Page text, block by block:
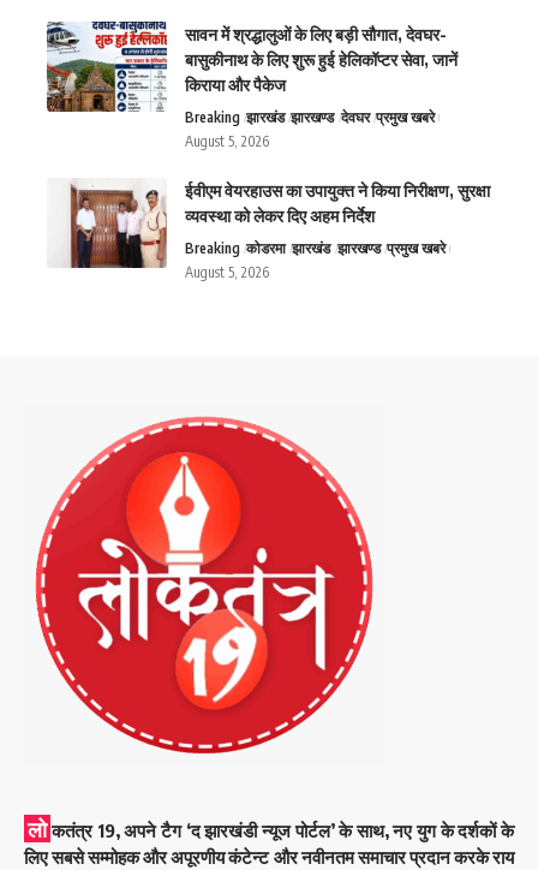
सावन में श्रद्धालुओं के लिए बड़ी सौगात, देवघर-
बासुकीनाथ के लिए शुरू हुई हेलिकॉप्टर सेवा, जानें
किराया और पैकेज
Breaking झारखंड झारखण्ड देवघर प्रमुख खबरे
August 5, 2026
ईवीएम वेयरहाउस का उपायुक्त ने किया निरीक्षण, सुरक्षा
व्यवस्था को लेकर दिए अहम निर्देश
Breaking कोडरमा झारखंड झारखण्ड प्रमुख खबरे
August 5, 2026
लो कतंत्र 19, अपने टैग ‘द झारखंडी न्यूज पोर्टल’ के साथ, नए युग के दर्शकों के
लिए सबसे सम्मोहक और अपूरणीय कंटेन्ट और नवीनतम समाचार प्रदान करके राय